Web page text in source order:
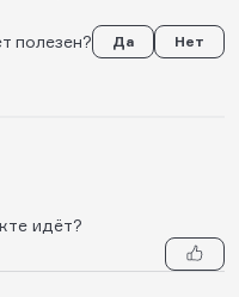
полезен?
Да Нет
идёт?